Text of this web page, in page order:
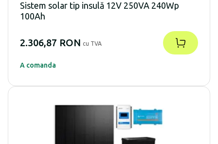
Sistem solar tip insulă 12V 250VA 240Wp
100Ah
2.306,87 RON cu TVA
A comanda